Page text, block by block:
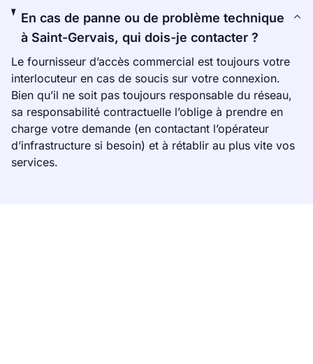
En cas de panne ou de problème technique
à Saint-Gervais, qui dois-je contacter ?
Le fournisseur d’accès commercial est toujours votre
interlocuteur en cas de soucis sur votre connexion.
Bien qu’il ne soit pas toujours responsable du réseau,
sa responsabilité contractuelle l’oblige à prendre en
charge votre demande (en contactant l’opérateur
d’infrastructure si besoin) et à rétablir au plus vite vos
services.